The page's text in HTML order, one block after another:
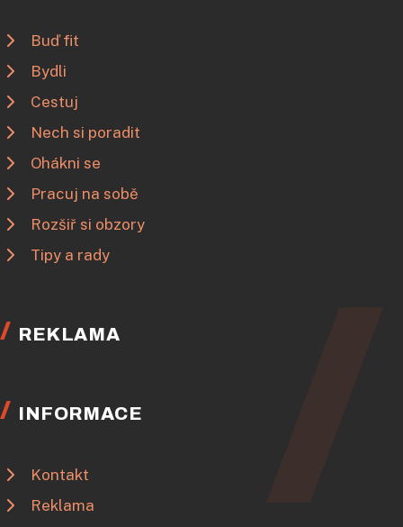
Buď fit
Bydli
Cestuj
Nech si poradit
Ohákni se
Pracuj na sobě
Rozšiř si obzory
Tipy a rady
REKLAMA
INFORMACE
Kontakt
Reklama